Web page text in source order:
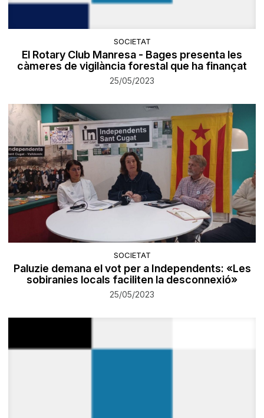
SOCIETAT
El Rotary Club Manresa - Bages presenta les
càmeres de vigilància forestal que ha finançat
25/05/2023
SOCIETAT
Paluzie demana el vot per a Independents: «Les
sobiranies locals faciliten la desconnexió»
25/05/2023